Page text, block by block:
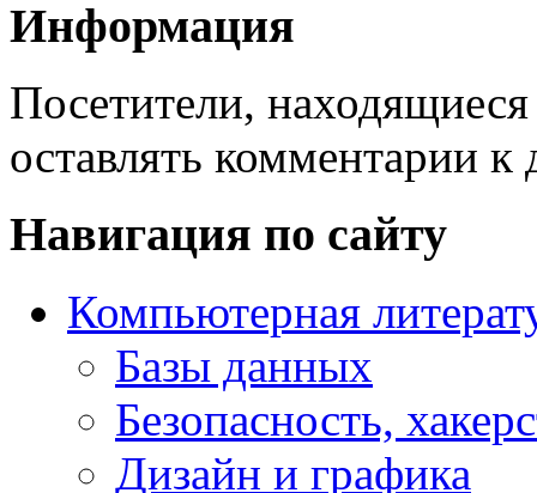
Информация
Посетители,
оставлять комментарии к
Навигация по сайту
Компьютерная
Базы данных
Безопасность,
Дизайн и графика